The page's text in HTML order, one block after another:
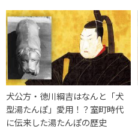
犬公方・徳川綱吉はなんと「犬
型湯たんぽ」愛用！？室町時代
に伝来した湯たんぽの歴史